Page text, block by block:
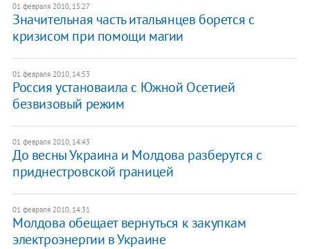
01 февраля 2010, 15:27
Значительная часть итальянцев борется с
кризисом при помощи магии
01 февраля 2010, 14:53
Россия установаила с Южной Осетией
безвизовый режим
01 февраля 2010, 14:43
До весны Украина и Молдова разберутся с
приднестровской границей
01 февраля 2010, 14:31
Молдова обещает вернуться к закупкам
электроэнергии в Украине